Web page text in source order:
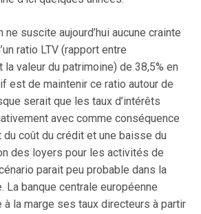
ne suscite aujourd’hui aucune crainte
ratio LTV (rapport entre
la valeur du patrimoine) de 38,5% en
est de maintenir ce ratio autour de
serait que les taux d’intérêts
avec comme conséquence
coût du crédit et une baisse du
des loyers pour les activités de
parait peu probable dans la
La banque centrale européenne
la marge ses taux directeurs à partir